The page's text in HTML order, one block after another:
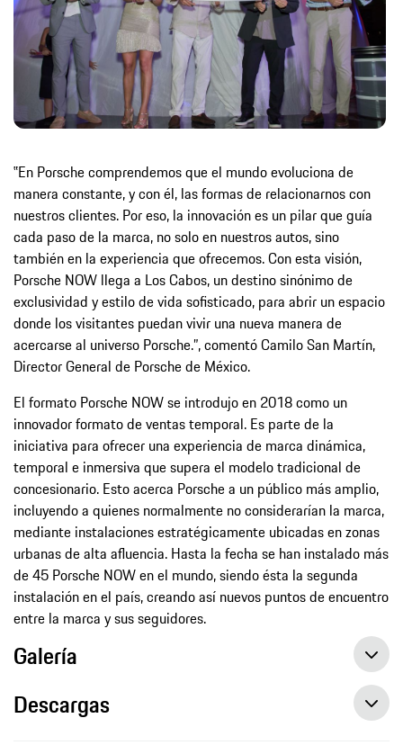
‟En Porsche comprendemos que el mundo evoluciona de
manera constante, y con él, las formas de relacionarnos con
nuestros clientes. Por eso, la innovación es un pilar que guía
cada paso de la marca, no solo en nuestros autos, sino
también en la experiencia que ofrecemos. Con esta visión,
Porsche NOW llega a Los Cabos, un destino sinónimo de
exclusividad y estilo de vida sofisticado, para abrir un espacio
donde los visitantes puedan vivir una nueva manera de
acercarse al universo Porsche.”, comentó Camilo San Martín,
Director General de Porsche de México.
El formato Porsche NOW se introdujo en 2018 como un
innovador formato de ventas temporal. Es parte de la
iniciativa para ofrecer una experiencia de marca dinámica,
temporal e inmersiva que supera el modelo tradicional de
concesionario. Esto acerca Porsche a un público más amplio,
incluyendo a quienes normalmente no considerarían la marca,
mediante instalaciones estratégicamente ubicadas en zonas
urbanas de alta afluencia. Hasta la fecha se han instalado más
de 45 Porsche NOW en el mundo, siendo ésta la segunda
instalación en el país, creando así nuevos puntos de encuentro
entre la marca y sus seguidores.
Galería
Descargas